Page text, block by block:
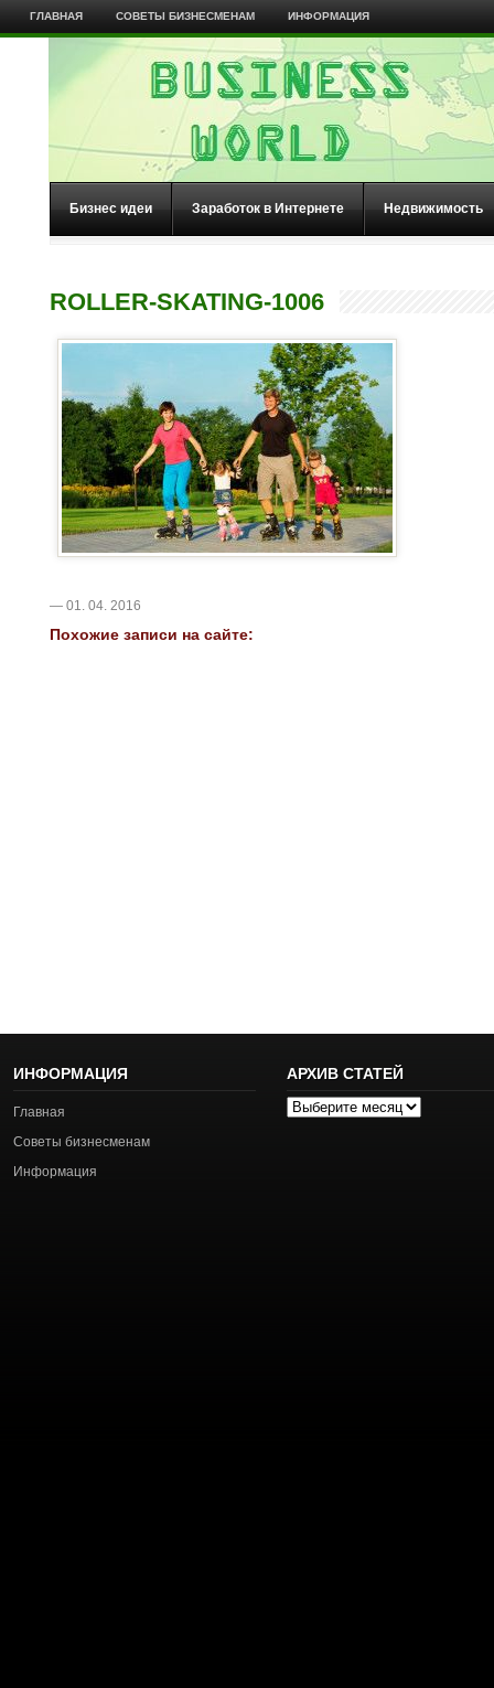
ГЛАВНАЯ СОВЕТЫ БИЗНЕСМЕНАМ ИНФОРМАЦИЯ
Бизнес идеи Заработок в Интернете Недвижимость
ROLLER-SKATING-1006
— 01. 04. 2016
Похожие записи на сайте:
ИНФОРМАЦИЯ
Главная
Советы бизнесменам
Информация
АРХИВ СТАТЕЙ
Архив